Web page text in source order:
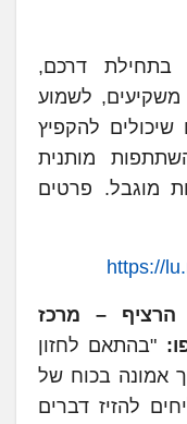
בתחילת דרכם,
משקיעים, לשמוע
להקפיץ
מותנית
מוגבל. פרטים
https://
הרציף – מרכז
"בהתאם לחזון
אמונה בכוח של
להזיז דברים